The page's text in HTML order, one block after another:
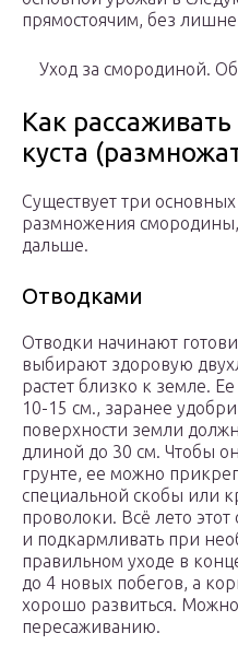
прямостоячим, без
Уход за смородиной.
Как
куста
Существует три
размножения
дальше.
Отводками
Отводки начинают
выбирают здоровую
растет близко к земле.
10-15 см., заранее
поверхности земли
длиной до 30 см. Чтобы
грунте, ее можно
специальной скобы или
проволоки. Всё лето этот
и подкармливать при
правильном уходе в
до 4 новых побегов, а
хорошо развиться. Можно
пересаживанию.